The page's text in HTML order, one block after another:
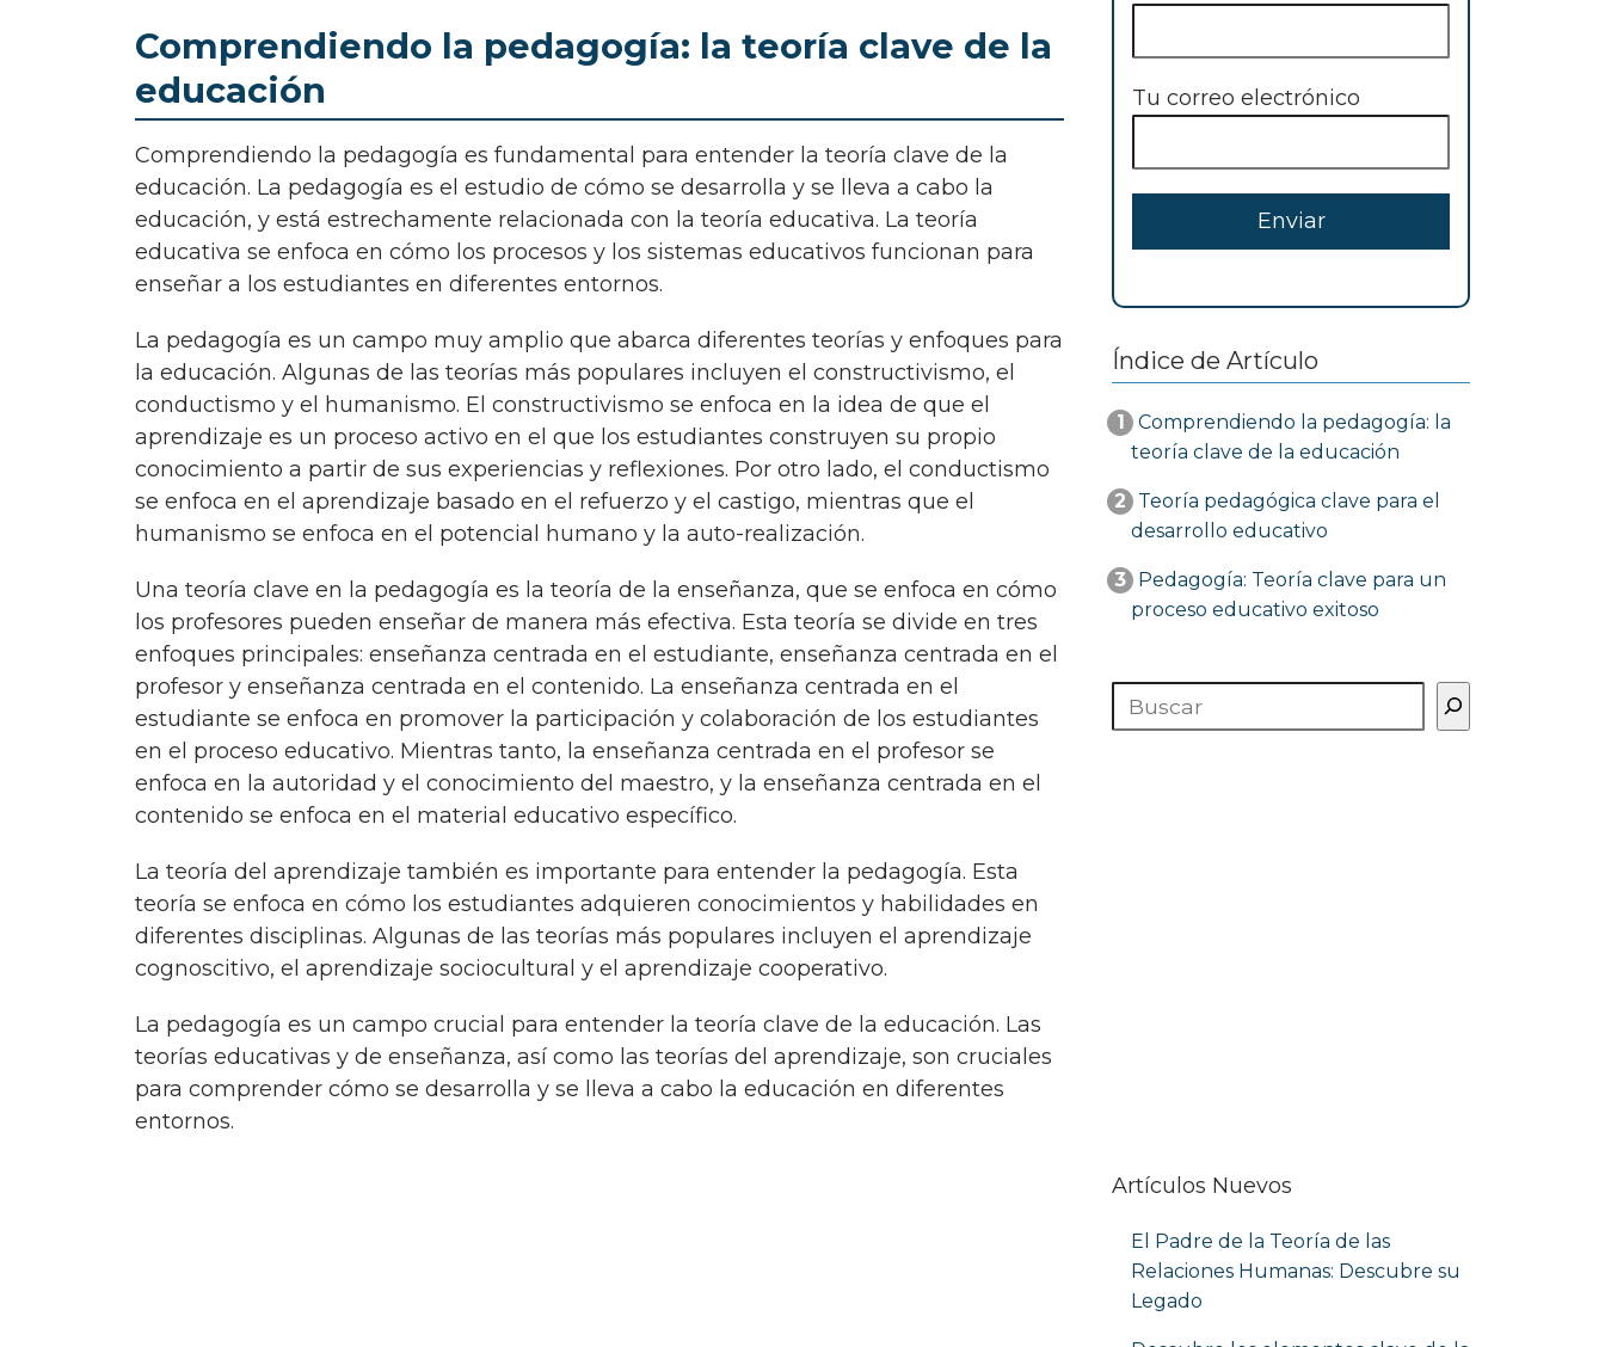
Comprendiendo la pedagogía: la teoría clave de la
educación
Comprendiendo la pedagogía es fundamental para entender la teoría clave de la
educación. La pedagogía es el estudio de cómo se desarrolla y se lleva a cabo la
educación, y está estrechamente relacionada con la teoría educativa. La teoría
educativa se enfoca en cómo los procesos y los sistemas educativos funcionan para
enseñar a los estudiantes en diferentes entornos.
La pedagogía es un campo muy amplio que abarca diferentes teorías y enfoques para
la educación. Algunas de las teorías más populares incluyen el constructivismo, el
conductismo y el humanismo. El constructivismo se enfoca en la idea de que el
aprendizaje es un proceso activo en el que los estudiantes construyen su propio
conocimiento a partir de sus experiencias y reflexiones. Por otro lado, el conductismo
se enfoca en el aprendizaje basado en el refuerzo y el castigo, mientras que el
humanismo se enfoca en el potencial humano y la auto-realización.
Una teoría clave en la pedagogía es la teoría de la enseñanza, que se enfoca en cómo
los profesores pueden enseñar de manera más efectiva. Esta teoría se divide en tres
enfoques principales: enseñanza centrada en el estudiante, enseñanza centrada en el
profesor y enseñanza centrada en el contenido. La enseñanza centrada en el
estudiante se enfoca en promover la participación y colaboración de los estudiantes
en el proceso educativo. Mientras tanto, la enseñanza centrada en el profesor se
enfoca en la autoridad y el conocimiento del maestro, y la enseñanza centrada en el
contenido se enfoca en el material educativo específico.
La teoría del aprendizaje también es importante para entender la pedagogía. Esta
teoría se enfoca en cómo los estudiantes adquieren conocimientos y habilidades en
diferentes disciplinas. Algunas de las teorías más populares incluyen el aprendizaje
cognoscitivo, el aprendizaje sociocultural y el aprendizaje cooperativo.
la pedagogía es un campo crucial para entender la teoría clave de la educación. Las
teorías educativas y de enseñanza, así como las teorías del aprendizaje, son cruciales
para comprender cómo se desarrolla y se lleva a cabo la educación en diferentes
entornos.
Tu correo electrónico
Índice de Artículo
1
Comprendiendo la pedagogía: la
teoría clave de la educación
2
Teoría pedagógica clave para el
desarrollo educativo
3 Pedagogía: Teoría clave para un
proceso educativo exitoso
Buscar
Artículos Nuevos
El Padre de la Teoría de las
Relaciones Humanas: Descubre su
Legado